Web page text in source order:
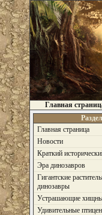
Главная
Главная страница
Новости
Краткий
Эра динозавров
Гигантские
динозавры
Устрашающие
Удивительные